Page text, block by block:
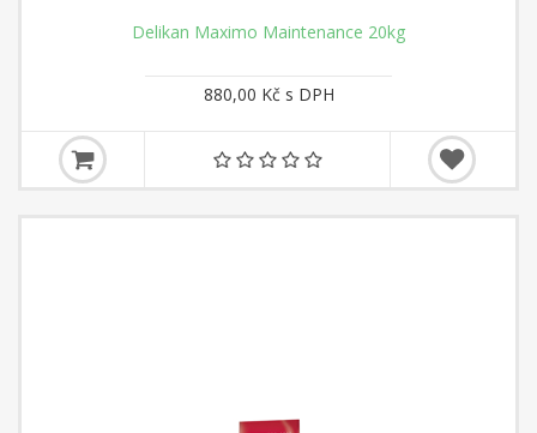
Delikan Maximo Maintenance 20kg
880,00 Kč s DPH